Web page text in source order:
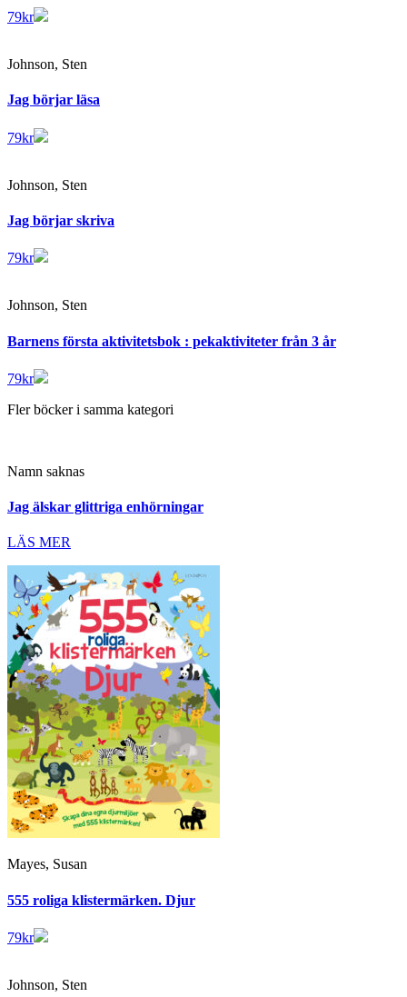
79kr
Johnson, Sten
Jag börjar läsa
79kr
Johnson, Sten
Jag börjar skriva
79kr
Johnson, Sten
Barnens första aktivitetsbok : pekaktiviteter från 3 år
79kr
Fler böcker i samma kategori
Namn saknas
Jag älskar glittriga enhörningar
LÄS MER
Mayes, Susan
555 roliga klistermärken. Djur
79kr
Johnson, Sten